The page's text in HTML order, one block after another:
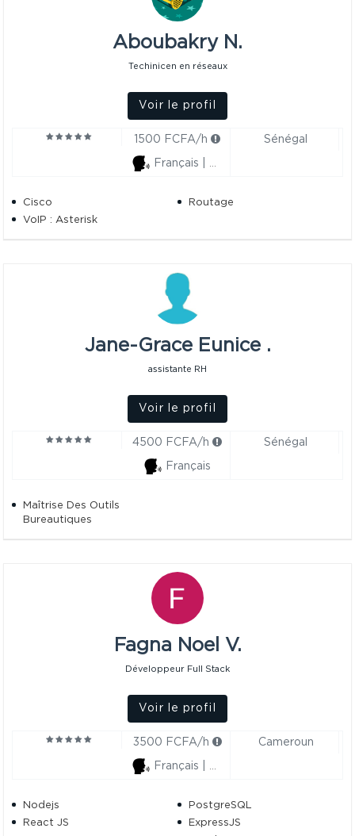
Chatbot
Aboubakry N.
Techinicen en réseaux
Voir le profil
1500 FCFA/h Sénégal
Français | Anglais
Cisco
Routage
VoIP : Asterisk
Jane-Grace Eunice .
assistante RH
Voir le profil
4500 FCFA/h Sénégal
Français
Maîtrise Des Outils
Bureautiques
Fagna Noel V.
Développeur Full Stack
Voir le profil
3500 FCFA/h Cameroun
Français | Anglais
Nodejs
PostgreSQL
React JS
ExpressJS